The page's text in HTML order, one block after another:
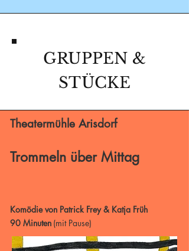
GRUPPEN &
STÜCKE
Theatermühle Arisdorf
Trommeln über Mittag
Komödie von Patrick Frey & Katja Früh
90 Minuten (mit Pause)